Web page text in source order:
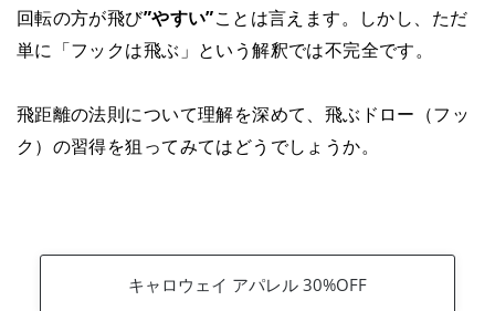
回転の方が飛び”やすい”ことは言えます。しかし、ただ
単に「フックは飛ぶ」という解釈では不完全です。
飛距離の法則について理解を深めて、飛ぶドロー（フッ
ク）の習得を狙ってみてはどうでしょうか。
キャロウェイ アパレル 30%OFF